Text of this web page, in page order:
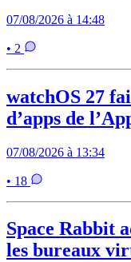
07/08/2026 à 14:48
• 2
watchOS 27
d’apps de
07/08/2026 à 13:34
• 18
Space Rabbit
les bureaux